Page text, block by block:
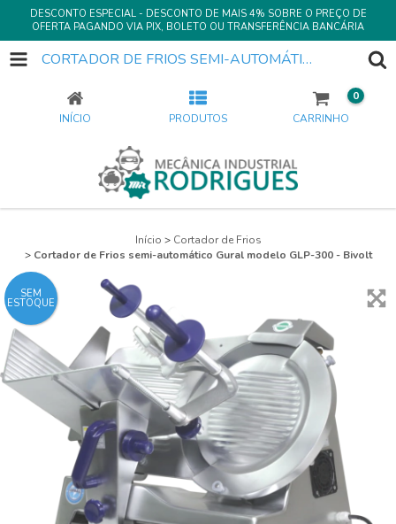
DESCONTO ESPECIAL - DESCONTO DE MAIS 4% SOBRE O PREÇO DE
OFERTA PAGANDO VIA PIX, BOLETO OU TRANSFERÊNCIA BANCÁRIA
CORTADOR DE FRIOS SEMI-AUTOMÁTICO GURAL MODELO GLP-300 - BIVOLT
INÍCIO PRODUTOS CARRINHO
0
Início > Cortador de Frios
> Cortador de Frios semi-automático Gural modelo GLP-300 - Bivolt
SEM
ESTOQUE